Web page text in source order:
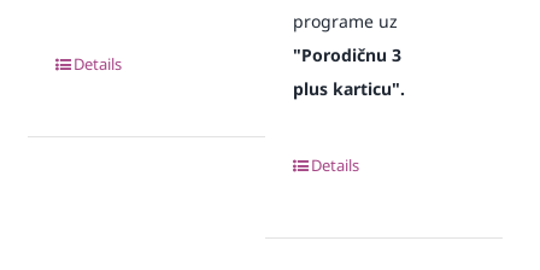
Details
programe uz
"Porodičnu 3
plus karticu".
Details